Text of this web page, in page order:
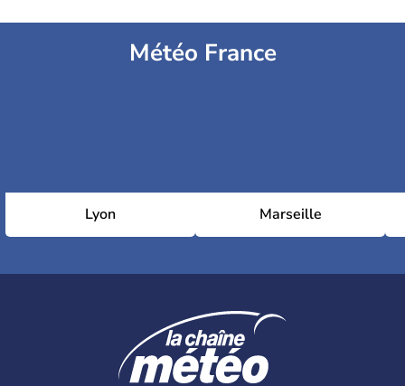
Météo France
Lyon Marseille